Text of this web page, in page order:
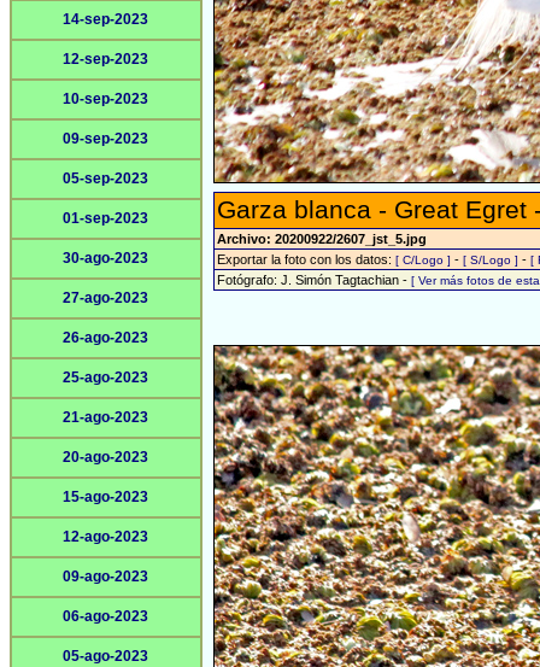
14-sep-2023
12-sep-2023
10-sep-2023
09-sep-2023
05-sep-2023
01-sep-2023
30-ago-2023
27-ago-2023
26-ago-2023
25-ago-2023
21-ago-2023
20-ago-2023
15-ago-2023
12-ago-2023
09-ago-2023
06-ago-2023
05-ago-2023
Garza blanca - Great Egret
Archivo: 20200922/2607_jst_5.jpg
Exportar la foto con los datos: [ C/Logo ] - [ S/Logo ] - [
Fotógrafo: J. Simón Tagtachian - [ Ver más fotos de